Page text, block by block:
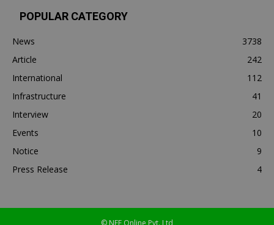
POPULAR CATEGORY
News
3738
Article
242
International
112
Infrastructure
41
Interview
20
Events
10
Notice
9
Press Release
4
© NEF Online Pvt. Ltd